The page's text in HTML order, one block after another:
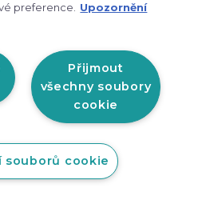
novinek, aby vám nic
preference.
Upozornění
Přijmout
všechny soubory
cookie
souborů cookie